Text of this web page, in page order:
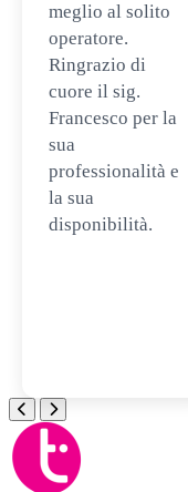
meglio al solito
operatore.
Ringrazio di
cuore il sig.
Francesco per la
sua
professionalità e
la sua
disponibilità.